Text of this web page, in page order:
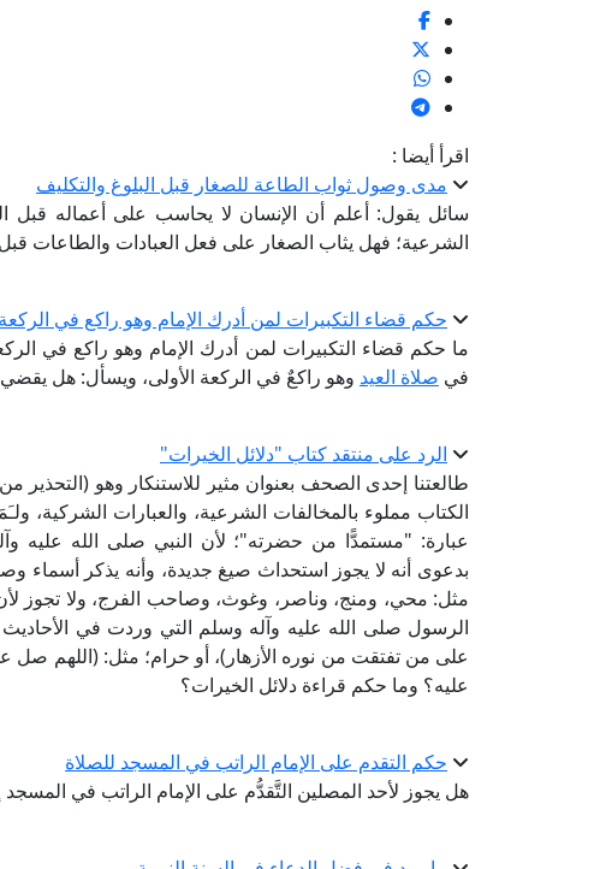
اقرأ أيضا :
مدى وصول ثواب الطاعة للصغار قبل البلوغ والتكليف
سائل يقول: أعلم أن الإنسان لا يحاسب على أعماله قبل
الشرعية؛ فهل يثاب الصغار على فعل العبادات والطاعات
حكم قضاء التكبيرات لمن أدرك الإمام وهو راكع في
ما حكم قضاء التكبيرات لمن أدرك الإمام وهو راكع في
في صلاة العيد وهو راكعٌ في الركعة الأولى، ويسأل: هل
الرد على منتقد كتاب "دلائل الخيرات"
طالعتنا إحدى الصحف بعنوان مثير للاستنكار وهو (التحذير
الكتاب مملوء بالمخالفات الشرعية، والعبارات الشركية،
عبارة: "مستمدًّا من حضرته"؛ لأن النبي صلى الله عليه
بدعوى أنه لا يجوز استحداث صيغ جديدة، وأنه يذكر أسماء
مثل: محي، ومنج، وناصر، وغوث، وصاحب الفرج، ولا تجوز لأن
الرسول صلى الله عليه وآله وسلم التي وردت في
على من تفتقت من نوره الأزهار)، أو حرام؛ مثل: (اللهم
عليه؟ وما حكم قراءة دلائل الخيرات؟
حكم التقدم على الإمام الراتب في المسجد للصلاة
هل يجوز لأحد المصلين التَّقدُّم على الإمام الراتب في